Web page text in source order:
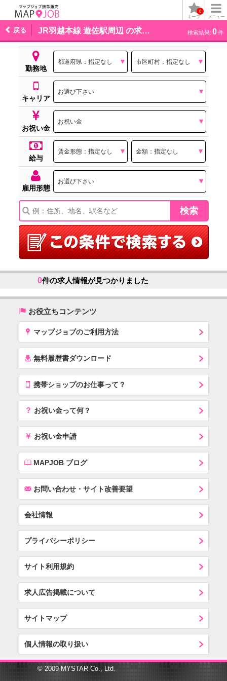
メニュー
キープ
0
JR羽越本線 遊佐駅周辺 の求人一覧
戻る 検索結果: 0件
勤務地
キャリア
お祝い金
給与
雇用形態
0件の求人情報が見つかりました
( お役立ちコンテンツ
x マップジョブのご利用方法
í 無料履歴書ダウンロード
T 携帯ショップのお仕事って？
？ お祝い金って何？
￥ お祝い金申請
EMAPJOB ブログ
Fお問い合わせ・サイト改善要望
会社情報
プライバシーポリシー
サイト利用規約
求人広告掲載について
サイトマップ
個人情報の取り扱い
© 2009 MYSTAR Co., Ltd.